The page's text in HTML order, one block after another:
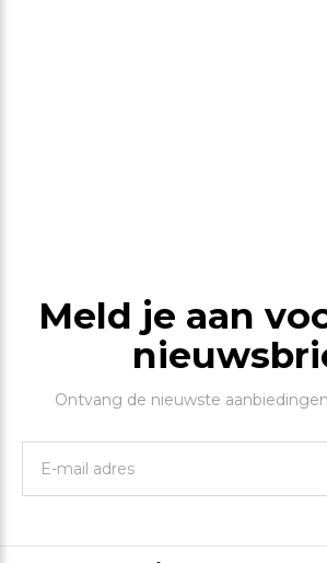
Meld je aan
Ontvang de nieuwste